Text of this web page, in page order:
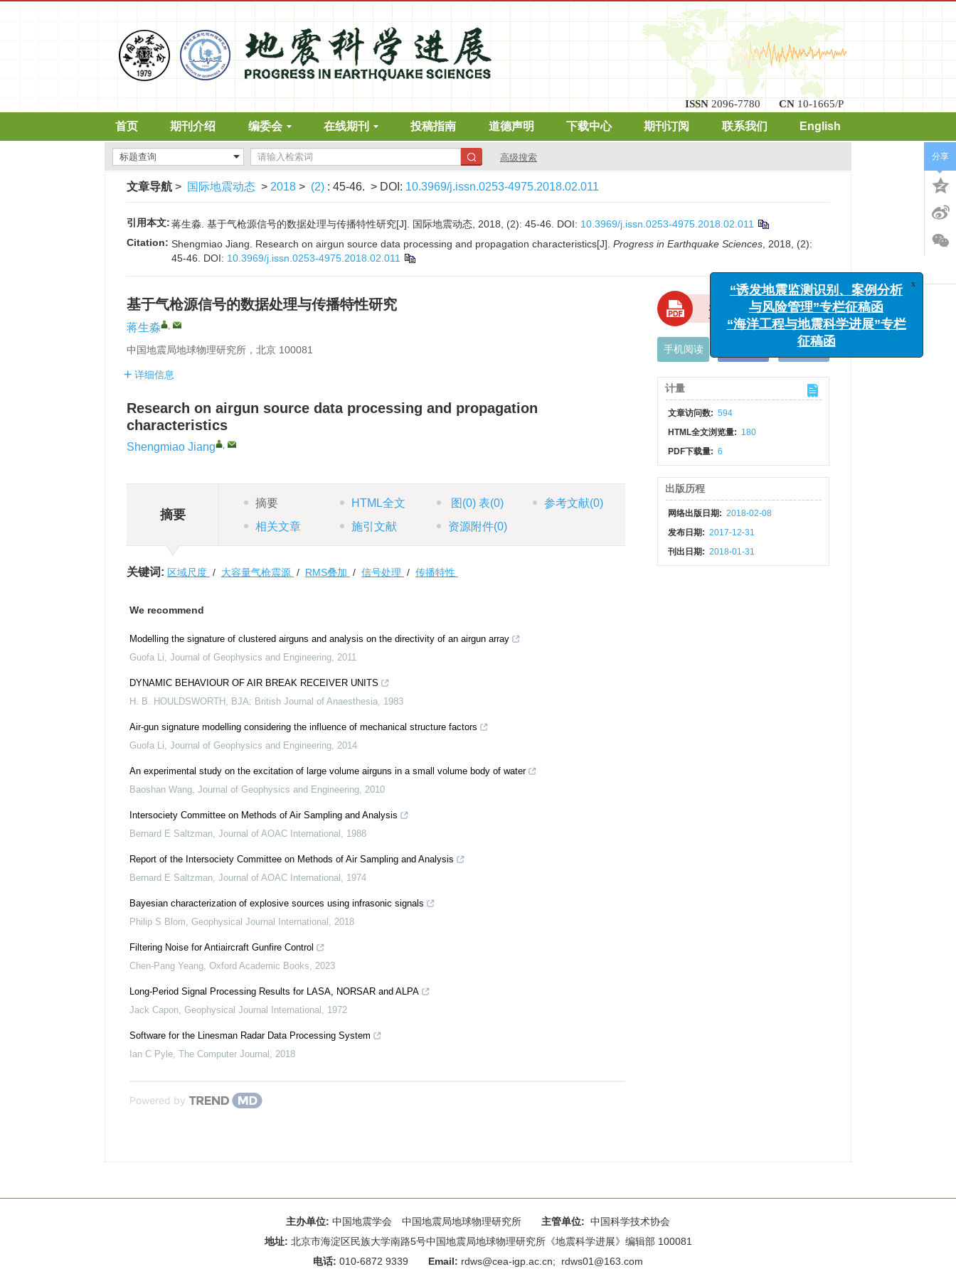
ISSN 2096-7780 CN 10-1665/P
首页 期刊介绍 编委会 在线期刊 投稿指南 道德声明 下载中心 期刊订阅 联系我们 English
高级搜索
文章导航 > 国际地震动态 > 2018 > (2) : 45-46. > DOI: 10.3969/j.issn.0253-4975.2018.02.011
引用本文:蒋生淼. 基于气枪源信号的数据处理与传播特性研究[J]. 国际地震动态, 2018, (2): 45-46. DOI: 10.3969/j.issn.0253-4975.2018.02.011
Citation: Shengmiao Jiang. Research on airgun source data processing and propagation characteristics[J]. Progress in Earthquake Sciences , 2018, (2):
45-46. DOI: 10.3969/j.issn.0253-4975.2018.02.011
基于气枪源信号的数据处理与传播特性研究
蒋生淼 ,
中国地震局地球物理研究所，北京 100081
详细信息
Research on airgun source data processing and propagation
characteristics
Shengmiao Jiang ,
摘要
摘要 HTML全文 图 (0)表(0) 参考文献(0)
相关文章
施引文献 资源附件(0)
关键词: 区域尺度 / 大容量气枪震源 / RMS叠加 / 信号处理 / 传播特性
We recommend
Modelling the signature of clustered airguns and analysis on the directivity of an airgun array
Guofa Li, Journal of Geophysics and Engineering, 2011
DYNAMIC BEHAVIOUR OF AIR BREAK RECEIVER UNITS
H. B. HOULDSWORTH , BJA: British Journal of Anaesthesia, 1983
Air-gun signature modelling considering the influence of mechanical structure factors
Guofa Li, Journal of Geophysics and Engineering, 2014
An experimental study on the excitation of large volume airguns in a small volume body of water
Baoshan Wang, Journal of Geophysics and Engineering, 2010
Intersociety Committee on Methods of Air Sampling and Analysis
Bernard E Saltzman, Journal of AOAC International , 1988
Report of the Intersociety Committee on Methods of Air Sampling and Analysis
Bernard E Saltzman, Journal of AOAC International , 1974
Bayesian characterization of explosive sources using infrasonic signals
Philip S Blom, Geophysical Journal International , 2018
Filtering Noise for Antiaircraft Gunfire Control
Chen-Pang Yeang, Oxford Academic Books, 2023
Long-Period Signal Processing Results for LASA, NORSAR and ALPA
Jack Capon, Geophysical Journal International , 1972
Software for the Linesman Radar Data Processing System
Ian C Pyle, The Computer Journal , 2018
Powered by
在线预览 下载(0.3MB)
手机阅读 XML下载
计量
文章访问数: 594
HTML全文浏览量: 180
PDF下载量: 6
出版历程
网络出版日期: 2018-02-08
发布日期: 2017-12-31
刊出日期: 2018-01-31
分享
主办单位: 中国地震学会 中国地震局地球物理研究所 主管单位: 中国科学技术协会
地址: 北京市海淀区民族大学南路5号中国地震局地球物理研究所《地震科学进展》编辑部 100081
电话: 010-6872 9339 Email: rdws@cea-igp.ac.cn; rdws01@163.com
“诱发地震监测识别、案例分析
与风险管理”专栏征稿函
“海洋工程与地震科学进展”专栏
征稿函